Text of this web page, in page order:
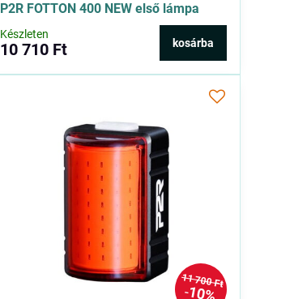
P2R FOTTON 400 NEW első lámpa
Készleten
10 710 Ft kosárba
11 700 Ft
10%